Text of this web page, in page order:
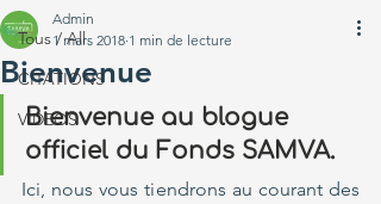
Tous / All
CITATIONS
VIDEOS
Bienvenue
Admin
1 mars 2018 1 min de lecture
Bienvenue au blogue
officiel du Fonds SAMVA.
Ici, nous vous tiendrons au courant des